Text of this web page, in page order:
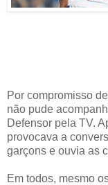
Por compromisso
não pude
Defensor pela TV.
provocava a
garçons e ouvia as
Em todos, mesmo